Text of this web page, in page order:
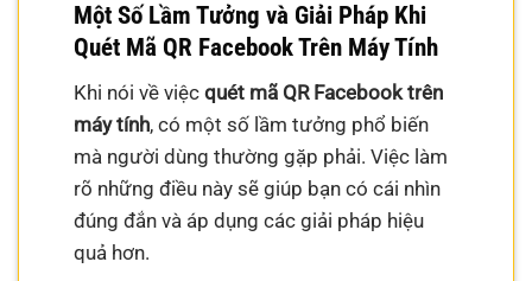
Một Số Lầm Tưởng và Giải Pháp Khi
Quét Mã QR Facebook Trên Máy Tính
Khi nói về việcquét mã QR Facebook trên
máy tính, có một số lầm tưởng phổ biến
mà người dùng thường gặp phải. Việc làm
rõ những điều này sẽ giúp bạn có cái nhìn
đúng đắn và áp dụng các giải pháp hiệu
quả hơn.